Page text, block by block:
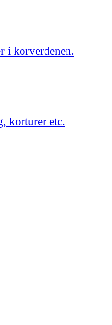
i korverdenen.
korturer etc.